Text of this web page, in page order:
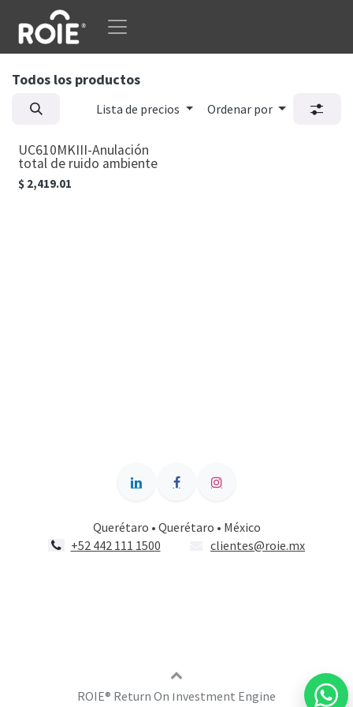
Ir al contenido
Todos los productos
Lista de precios Ordenar por
UC610MKIII-Anulación
total de ruido ambiente
$ 2,419.01
Querétaro • Querétaro • México
+52 442 111 1500
clientes@roie.mx
ROIE®️ Return On Investment Engine